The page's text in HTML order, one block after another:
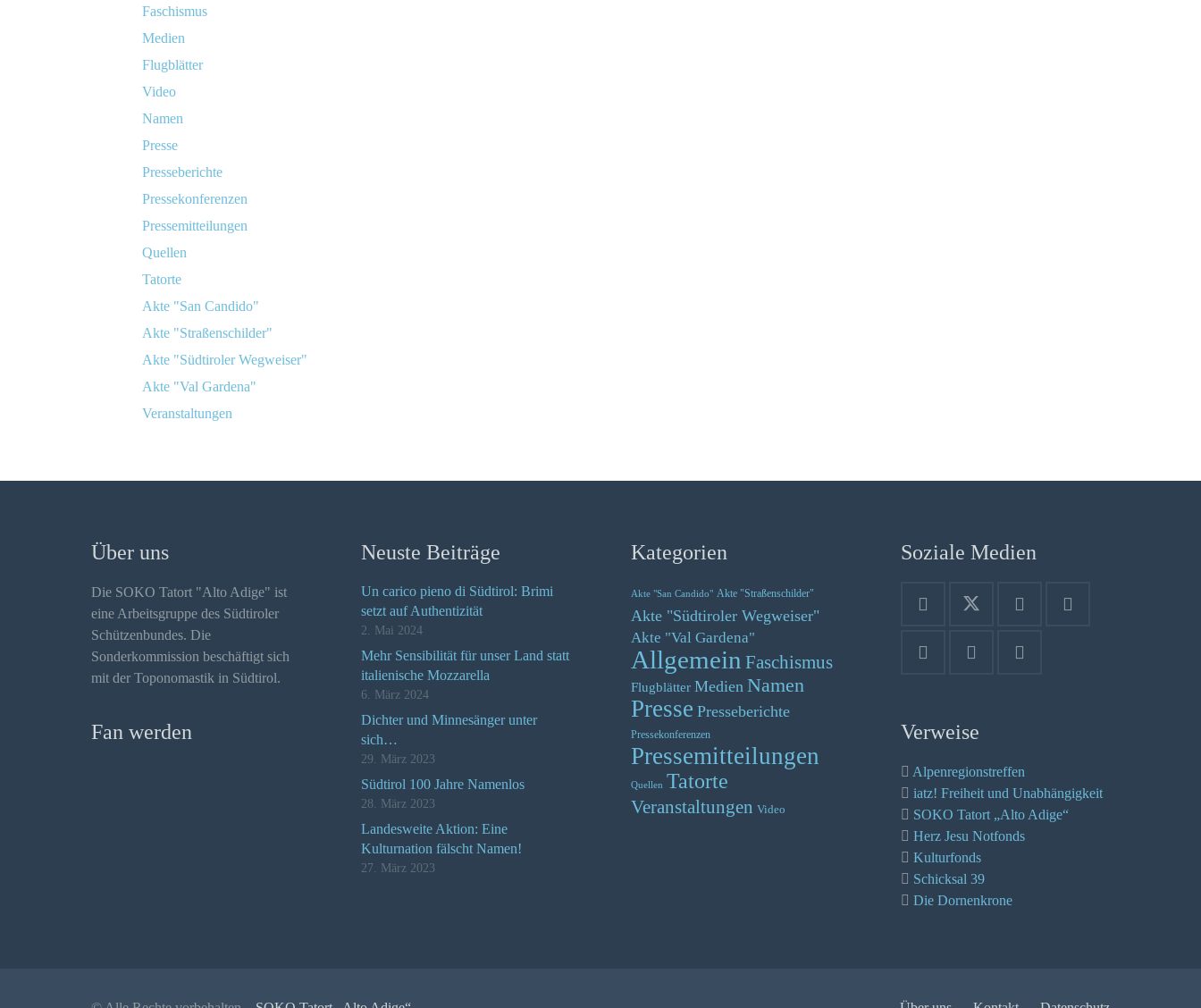
Faschismus
Medien
Flugblätter
Video
Namen
Presse
Presseberichte
Pressekonferenzen
Pressemitteilungen
Quellen
Tatorte
Akte "San Candido"
Akte "Straßenschilder"
Akte "Südtiroler Wegweiser"
Akte "Val Gardena"
Veranstaltungen
Über uns
Die SOKO Tatort "Alto Adige" ist
eine Arbeitsgruppe des Südtiroler
Schützenbundes. Die
Sonderkommission beschäftigt sich
mit der Toponomastik in Südtirol.
Fan werden
Neuste Beiträge
Un carico pieno di Südtirol: Brimi
setzt auf Authentizität
2. Mai 2024
Mehr Sensibilität für unser Land statt
italienische Mozzarella
6. März 2024
Dichter und Minnesänger unter
sich…
29. März 2023
Südtirol 100 Jahre Namenlos
28. März 2023
Landesweite Aktion: Eine
Kulturnation fälscht Namen!
27. März 2023
Kategorien
Akte "San Candido" Akte "Straßenschilder"
Akte "Südtiroler Wegweiser"
Akte "Val Gardena"
Allgemein Faschismus
Flugblätter Medien Namen
Presse Presseberichte
Pressekonferenzen
Pressemitteilungen
Quellen Tatorte
Veranstaltungen Video
Soziale Medien
Verweise
Alpenregionstreffen
iatz! Freiheit und Unabhängigkeit
SOKO Tatort „Alto Adige“
Herz Jesu Notfonds
Kulturfonds
Schicksal 39
Die Dornenkrone